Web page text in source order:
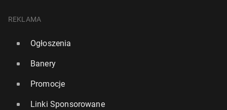
ce­lo­nie. W nocy też padł rekord
9 lipca, 11:00
REKLAMA
Ogłoszenia
Banery
Promocje
Linki Sponsorowane